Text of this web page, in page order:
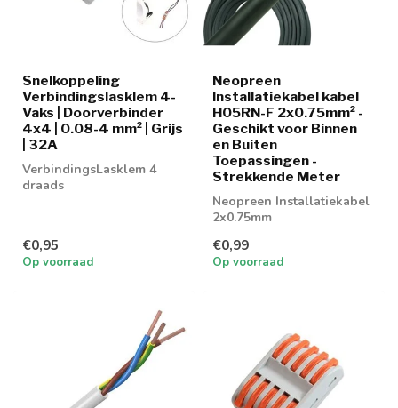
Snelkoppeling
Verbindingslasklem 4-
Vaks | Doorverbinder
4x4 | 0.08-4 mm² | Grijs
| 32A
VerbindingsLasklem 4
draads
€0,95
Op voorraad
Neopreen
Installatiekabel kabel
H05RN-F 2x0.75mm² -
Geschikt voor Binnen
en Buiten
Toepassingen -
Strekkende Meter
Neopreen Installatiekabel
2x0.75mm
€0,99
Op voorraad